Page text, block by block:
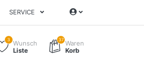
SERVICE
3
Wunsch
Liste
37 Waren
Korb